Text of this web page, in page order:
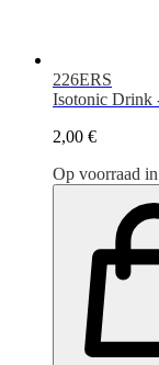
226ERS
Isotonic Drink
2,00 €
Op voorraad